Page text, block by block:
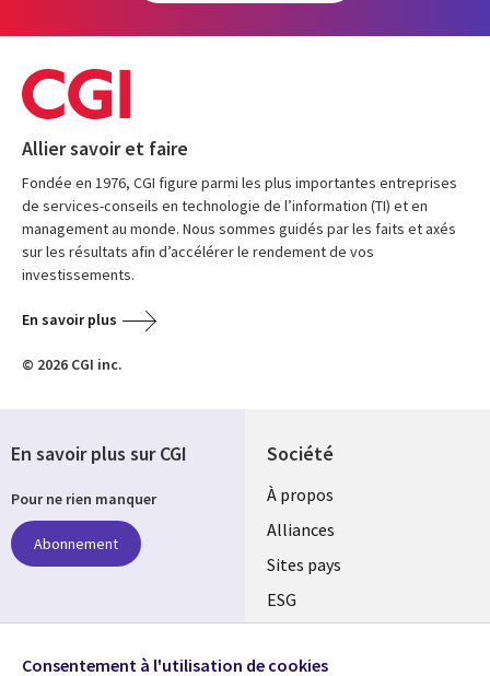
Allier savoir et faire
Fondée en 1976, CGI figure parmi les plus importantes entreprises
de services-conseils en technologie de l’information (TI) et en
management au monde. Nous sommes guidés par les faits et axés
sur les résultats afin d’accélérer le rendement de vos
investissements.
En savoir plus
© 2026 CGI inc.
Société
À propos
Alliances
Sites pays
ESG
Fusions
En savoir plus sur CGI
Pour ne rien manquer
Abonnement
Suivez-nous
Consentement à l'utilisation de cookies